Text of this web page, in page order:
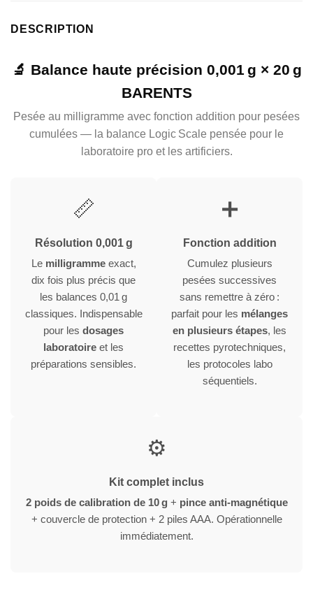
DESCRIPTION
🔬 Balance haute précision 0,001 g × 20 g
BARENTS
Pesée au milligramme avec fonction addition pour pesées
cumulées — la balance Logic Scale pensée pour le
laboratoire pro et les artificiers.
📏
Résolution 0,001 g
Le milligrammeexact,
dix fois plus précis que
les balances 0,01 g
classiques. Indispensable
pour les dosages
laboratoire et les
préparations sensibles.
➕
Fonction addition
Cumulez plusieurs
pesées successives
sans remettre à zéro :
parfait pour les mélanges
en plusieurs étapes, les
recettes pyrotechniques,
les protocoles labo
séquentiels.
⚙️
Kit complet inclus
2 poids de calibration de 10 g+ pince anti-magnétique
+ couvercle de protection + 2 piles AAA. Opérationnelle
immédiatement.